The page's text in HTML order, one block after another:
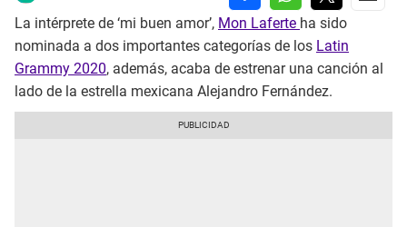
La intérprete de ‘mi buen amor’, Mon Laferte ha sido
nominada a dos importantes categorías de los Latin
Grammy 2020, además, acaba de estrenar una canción al
lado de la estrella mexicana Alejandro Fernández.